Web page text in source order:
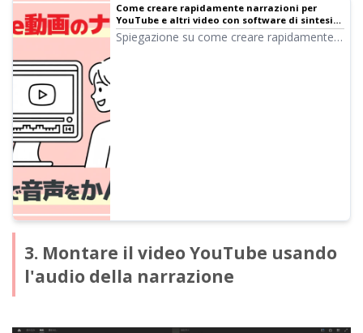
Come creare rapidamente narrazioni per
YouTube e altri video con software di sintesi
vocale. Consigli e punti chiave | Software di
sintesi vocale Ondoku
Spiegazione su come creare rapidamente
3. Montare il video YouTube usando
l'audio della narrazione